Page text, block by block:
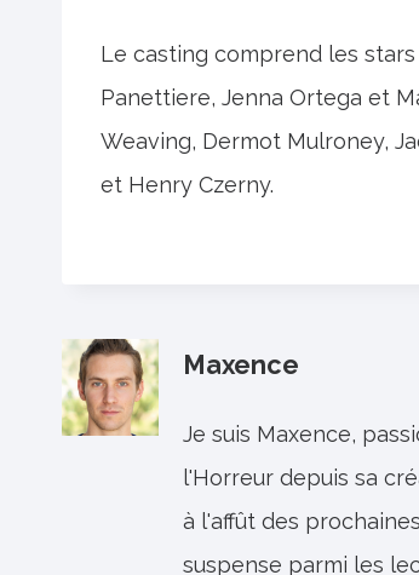
Le casting comprend les
Panettiere, Jenna Ortega et
Weaving, Dermot Mulroney,
et Henry Czerny.
Maxence
Je suis Maxence,
l'Horreur depuis sa
à l'affût des
suspense parmi les